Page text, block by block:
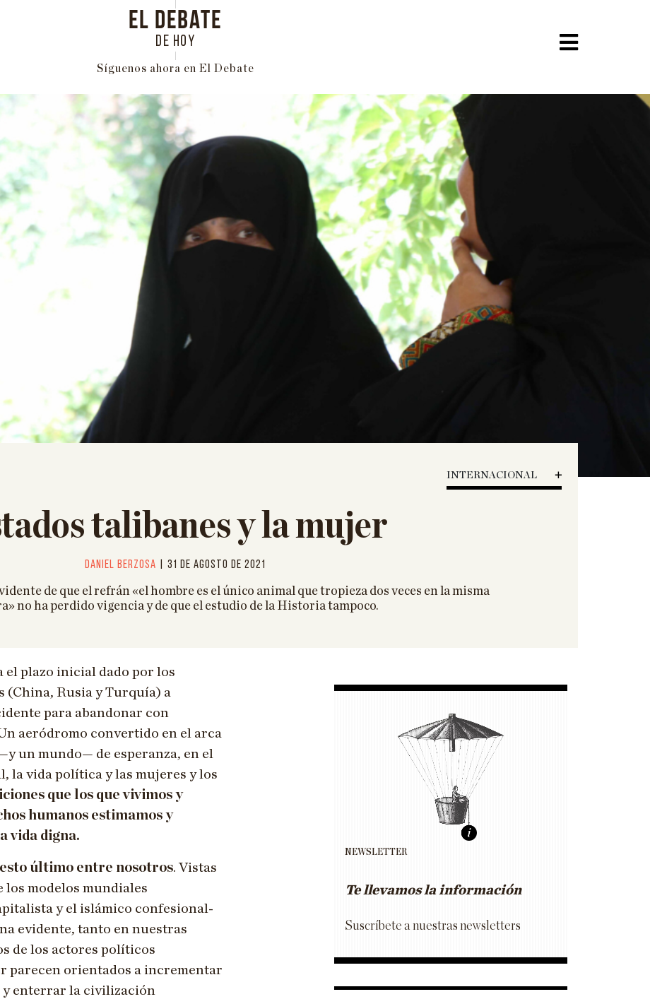
EL DEBATE
DE HOY
Síguenos ahora en El Debate
PORTADA
POLÍTICA
INTERNACIONAL
ECONOMÍA
EDUCACIÓN
SOCIEDAD
FAMILIA
CULTURA
HISTORIA
PÓDCAST
INTERNACIONAL
talibanes y la mujer
Daniel Berzosa | 31 de agosto de 2021
de que el refrán «el hombre es el único animal que tropieza dos veces en la misma
no ha perdido vigencia y de que el estudio de la Historia tampoco.
el plazo inicial dado por los
(China, Rusia y Turquía) a
para abandonar con
aeródromo convertido en el arca
un mundo— de esperanza, en el
la vida política y las mujeres y los
que los que vivimos y
humanos estimamos y
vida digna.
último entre nosotros. Vistas
los modelos mundiales
y el islámico confesional-
evidente, tanto en nuestras
de los actores políticos
parecen orientados a incrementar
y enterrar la civilización
NEWSLETTER
Te llevamos la información
Suscríbete a nuestras newsletters